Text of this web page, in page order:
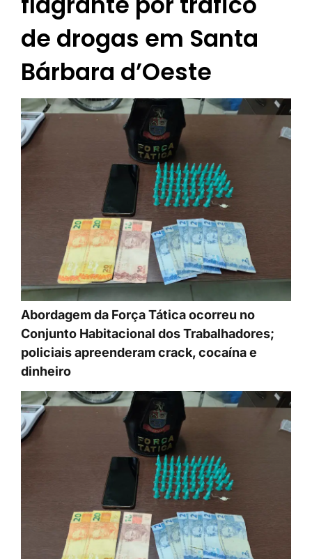
de drogas em Santa
Bárbara d’Oeste
Abordagem da Força Tática ocorreu no
Conjunto Habitacional dos Trabalhadores;
policiais apreenderam crack, cocaína e
dinheiro